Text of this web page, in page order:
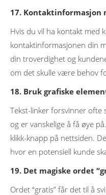
17. Kontaktinformasjon
Hvis du vil ha kontakt med
kontaktinformasjonen din
din troverdighet og
om det skulle være behov
18. Bruk grafiske
Tekst-linker forsvinner ofte
og er vanskelige å få øye
klikk-knapp på nettsiden.
hvor en potensiell kunde
19. Det magiske ordet
Ordet “gratis” får det til å